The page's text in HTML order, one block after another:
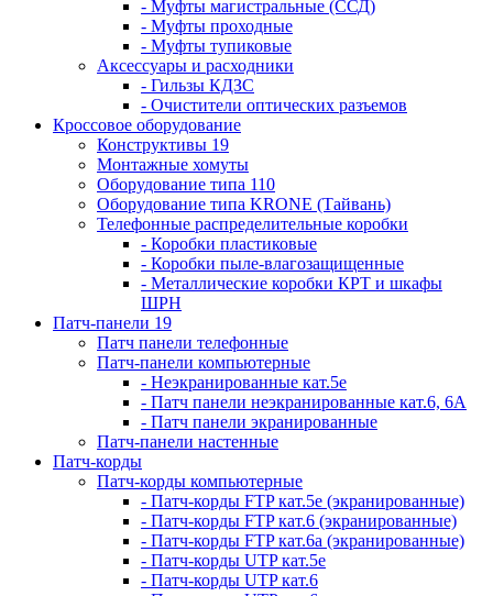
- Муфты магистральные (ССД)
- Муфты проходные
- Муфты тупиковые
Аксессуары и расходники
- Гильзы КДЗС
- Очистители оптических разъемов
Кроссовое оборудование
Конструктивы 19
Монтажные хомуты
Оборудование типа 110
Оборудование типа KRONE (Тайвань)
Телефонные распределительные коробки
- Коробки пластиковые
- Коробки пыле-влагозащищенные
- Металлические коробки КРТ и шкафы
ШРН
Патч-панели 19
Патч панели телефонные
Патч-панели компьютерные
- Неэкранированные кат.5е
- Патч панели неэкранированные кат.6, 6А
- Патч панели экранированные
Патч-панели настенные
Патч-корды
Патч-корды компьютерные
- Патч-корды FTP кат.5е (экранированные)
- Патч-корды FTP кат.6 (экранированные)
- Патч-корды FTP кат.6а (экранированные)
- Патч-корды UTP кат.5е
- Патч-корды UTP кат.6